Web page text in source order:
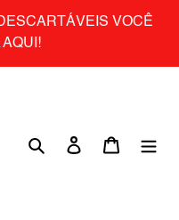
VOCÊ
Search Log in Cart